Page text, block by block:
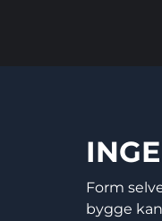
Form
bygge